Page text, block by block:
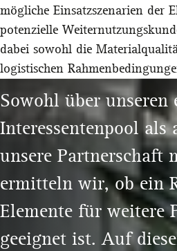
mögliche Einsatzszenarien der
potenzielle
dabei sowohl die
logistischen
Sowohl über unseren
Interessentenpool als
unsere Partnerschaft
ermitteln wir, ob ein
Elemente für weitere
geeignet ist. Auf